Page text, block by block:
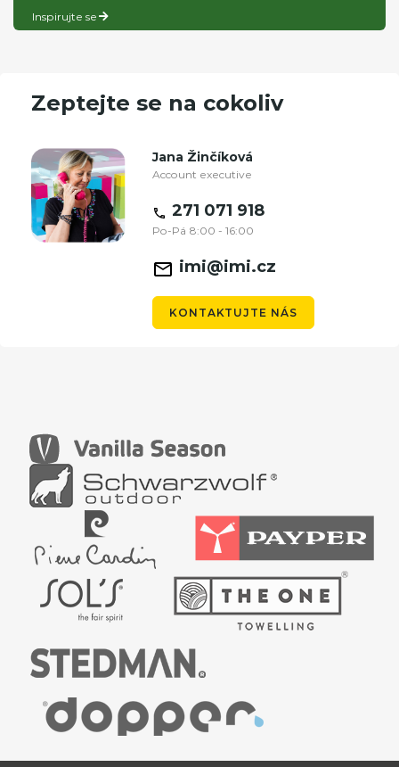
Inspirujte se
Zeptejte se na cokoliv
Jana Žinčíková
Account executive
271 071 918
Po-Pá 8:00 - 16:00
imi@imi.cz
KONTAKTUJTE NÁS